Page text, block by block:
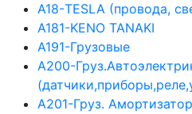
А18-TESLA (провода,
А181-KENO TANAKI
А191-Грузовые
А200-
А201-Груз.